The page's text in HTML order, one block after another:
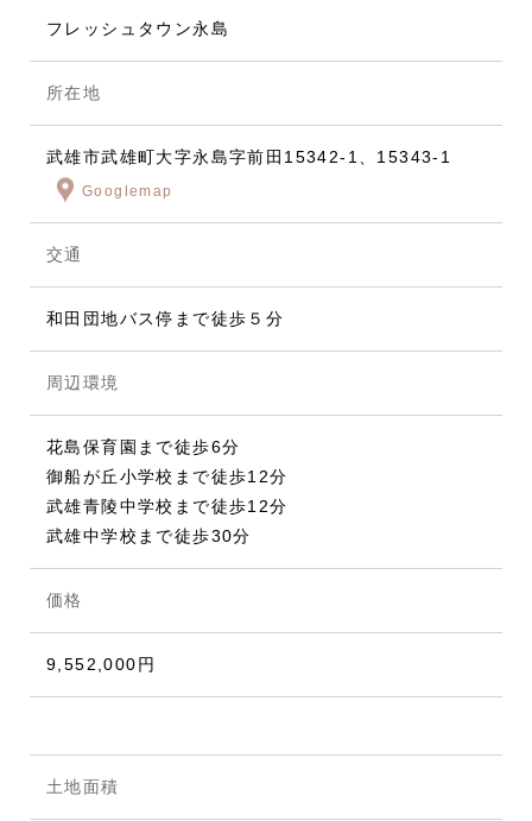
フレッシュタウン永島
所在地
武雄市武雄町大字永島字前田15342-1、15343-1
Googlemap
交通
和田団地バス停まで徒歩５分
周辺環境
花島保育園まで徒歩6分
御船が丘小学校まで徒歩12分
武雄青陵中学校まで徒歩12分
武雄中学校まで徒歩30分
価格
9,552,000円
土地面積